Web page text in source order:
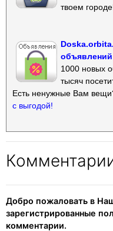
твоем
1000 новых
тысяч
Есть ненужные Вам
с выгодой!
Добро пожаловать в
зарегистрированные
комментарии.